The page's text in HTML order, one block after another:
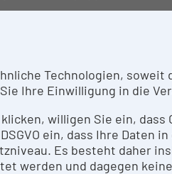
device is used for
superconducting devices.
Technologien,
Ihre Einwilligung in die
klicken, willigen Sie ein,
ein, dass Ihre
Es besteht daher
werden und dagegen